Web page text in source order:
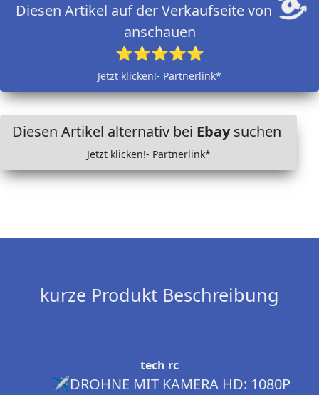
Diesen Artikel auf der Verkaufseite von
anschauen
⭐⭐⭐⭐⭐
Jetzt klicken!- Partnerlink*
Diesen Artikel alternativ bei Ebaysuchen
Jetzt klicken!- Partnerlink*
kurze Produkt Beschreibung
tech rc
✈DROHNE MIT KAMERA HD: 1080P